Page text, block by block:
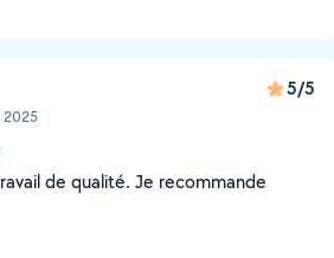
2025
5/5
de qualité. Je recommande